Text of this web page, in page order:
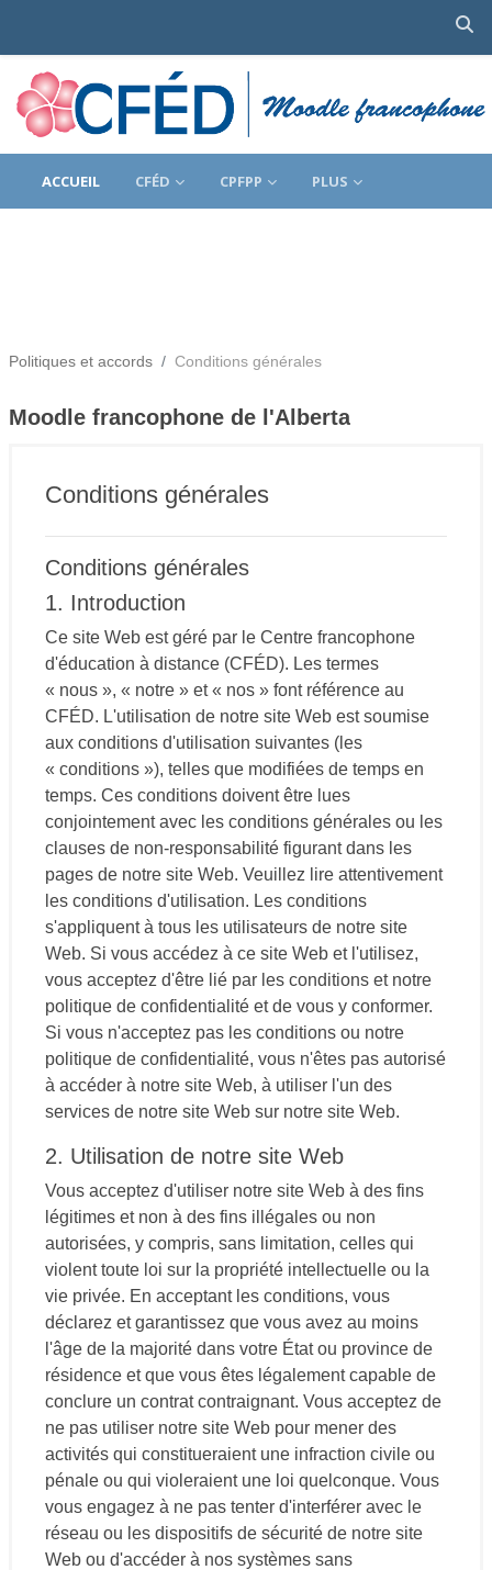
ACCUEIL CFÉD CPFPP PLUS
Politiques et accords Conditions générales
Moodle francophone de l'Alberta
Conditions générales
Conditions générales
1. Introduction
Ce site Web est géré par le Centre francophone
d'éducation à distance (CFÉD). Les termes
« nous », « notre » et « nos » font référence au
CFÉD. L'utilisation de notre site Web est soumise
aux conditions d'utilisation suivantes (les
« conditions »), telles que modifiées de temps en
temps. Ces conditions doivent être lues
conjointement avec les conditions générales ou les
clauses de non-responsabilité figurant dans les
pages de notre site Web. Veuillez lire attentivement
les conditions d'utilisation. Les conditions
s'appliquent à tous les utilisateurs de notre site
Web. Si vous accédez à ce site Web et l'utilisez,
vous acceptez d'être lié par les conditions et notre
politique de confidentialité et de vous y conformer.
Si vous n'acceptez pas les conditions ou notre
politique de confidentialité, vous n'êtes pas autorisé
à accéder à notre site Web, à utiliser l'un des
services de notre site Web sur notre site Web.
2. Utilisation de notre site Web
Vous acceptez d'utiliser notre site Web à des fins
légitimes et non à des fins illégales ou non
autorisées, y compris, sans limitation, celles qui
violent toute loi sur la propriété intellectuelle ou la
vie privée. En acceptant les conditions, vous
déclarez et garantissez que vous avez au moins
l'âge de la majorité dans votre État ou province de
résidence et que vous êtes légalement capable de
conclure un contrat contraignant. Vous acceptez de
ne pas utiliser notre site Web pour mener des
activités qui constitueraient une infraction civile ou
pénale ou qui violeraient une loi quelconque. Vous
vous engagez à ne pas tenter d'interférer avec le
réseau ou les dispositifs de sécurité de notre site
Web ou d'accéder à nos systèmes sans